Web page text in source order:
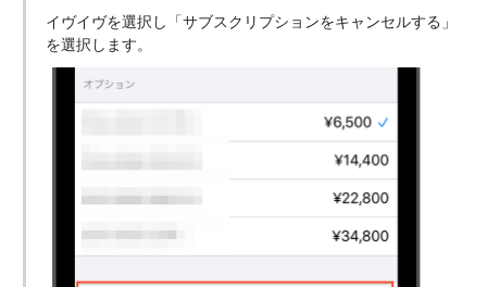
イヴイヴを選択し「サブスクリプションをキャンセルする」
を選択します。